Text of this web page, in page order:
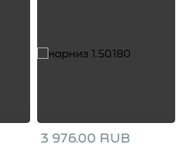
3 976.00 RUB